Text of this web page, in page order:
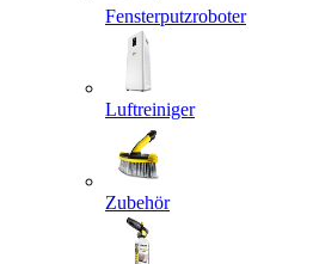
Fensterputzroboter
Luftreiniger
Zubehör